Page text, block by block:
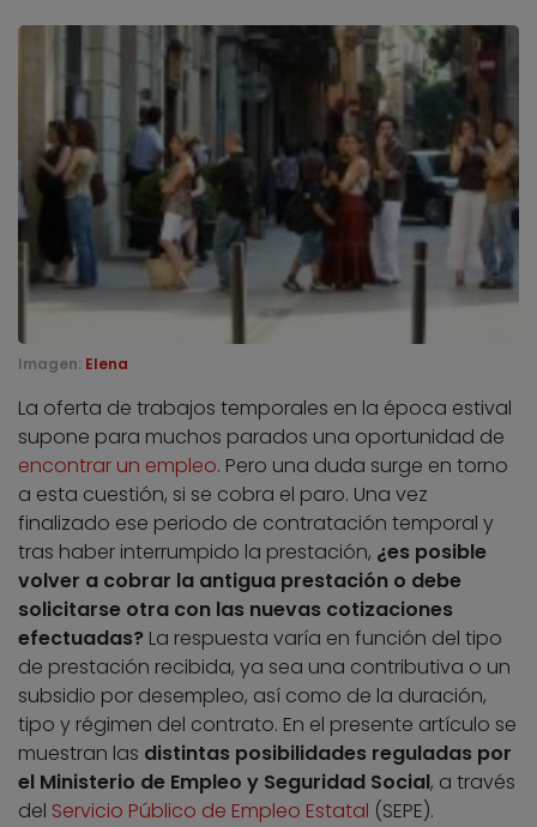
Imagen: Elena
La oferta de trabajos temporales en la época estival
supone para muchos parados una oportunidad de
encontrar un empleo. Pero una duda surge en torno
a esta cuestión, si se cobra el paro. Una vez
finalizado ese periodo de contratación temporal y
tras haber interrumpido la prestación, ¿es posible
volver a cobrar la antigua prestación o debe
solicitarse otra con las nuevas cotizaciones
efectuadas? La respuesta varía en función del tipo
de prestación recibida, ya sea una contributiva o un
subsidio por desempleo, así como de la duración,
tipo y régimen del contrato. En el presente artículo se
muestran las distintas posibilidades reguladas por
el Ministerio de Empleo y Seguridad Social, a través
del Servicio Público de Empleo Estatal (SEPE).